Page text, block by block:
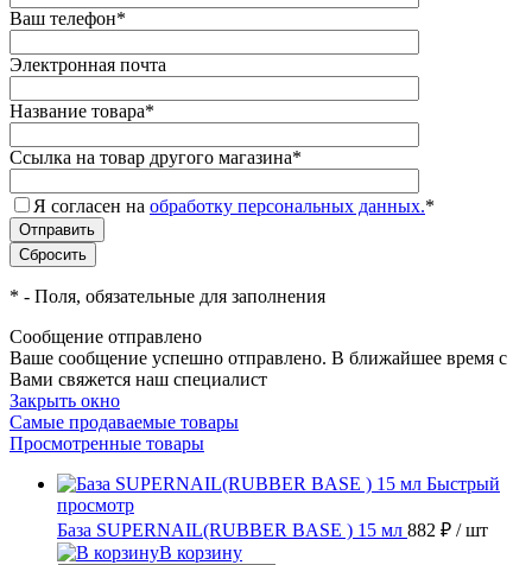
Ваш телефон*
Электронная почта
Название товара*
Ссылка на товар другого магазина*
Я согласен на обработку персональных данных.*
* - Поля, обязательные для заполнения
Сообщение отправлено
Ваше сообщение успешно отправлено. В ближайшее время с
Вами свяжется наш специалист
Закрыть окно
Самые продаваемые товары
Просмотренные товары
Быстрый
просмотр
База SUPERNAIL(RUBBER BASE ) 15 мл 882 ₽ / шт
В корзину